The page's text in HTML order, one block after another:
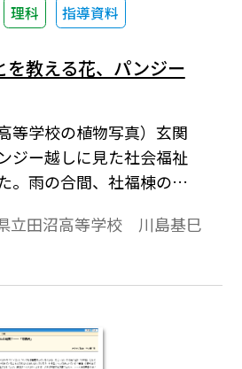
理科 指導資料
を教える花、パンジー
等学校の植物写真）玄関
ジー越しに見た社会福祉
。雨の合間、社福棟の屋
彩りを競っているかのよ
立田沼高等学校 川島基巳